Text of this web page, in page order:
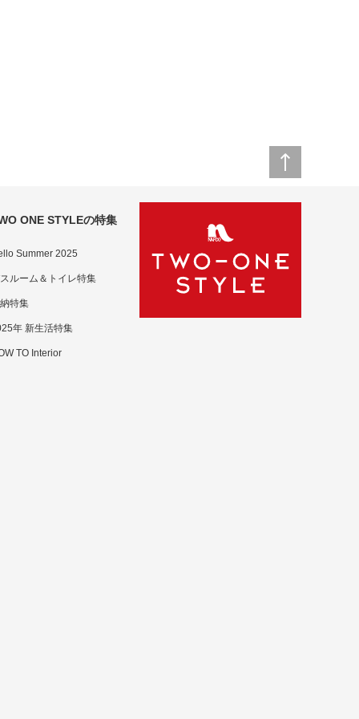
ONE STYLEの特集
Summer 2025
ルーム＆トイレ特集
特集
年 新生活特集
TO Interior